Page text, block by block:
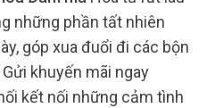
những phần tất nhiên
góp xua đuổi đi các bộn
khuyến mãi ngay
kết nối những cảm tình